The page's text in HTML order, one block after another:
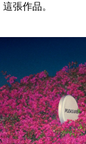
張作品。